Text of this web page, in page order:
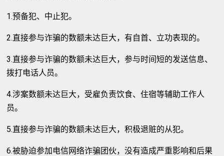
1.预备犯、中止犯。
2.直接参与诈骗的数额未达巨大，有自首、立功表现的。
3.直接参与诈骗的数额未达巨大，参与时间短的发送信息、
拨打电话人员。
4.涉案数额未达巨大，受雇负责饮食、住宿等辅助工作人
员。
5.直接参与诈骗的数额未达巨大，积极退赃的从犯。
6.被胁迫参加电信网络诈骗团伙，没有造成严重影响和后果